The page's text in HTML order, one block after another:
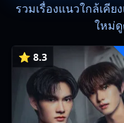
รวมเรื่องแนวใกล้เคีย
ใหม่
⭐ 8.3